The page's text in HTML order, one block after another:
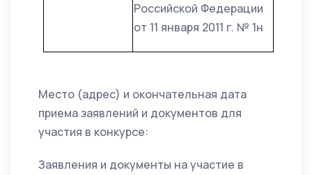
Российской Федерации
от 11 января 2011 г. № 1н
Место (адрес) и окончательная дата
приема заявлений и документов для
участия в конкурсе:
Заявления и документы на участие в